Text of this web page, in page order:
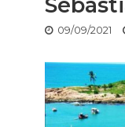
09/09/2021